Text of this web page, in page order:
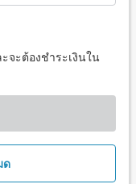
จะต้องชำระเงินใน
ด